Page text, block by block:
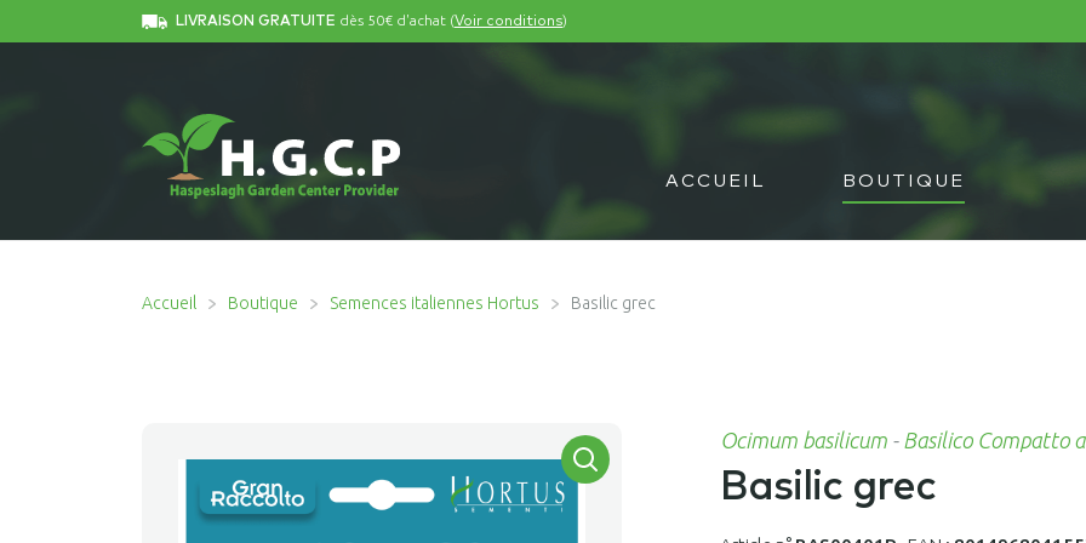
LIVRAISON GRATUITE dès 50€ d'achat (Voir conditions)
ACCUEIL BOUTIQUE
Accueil Boutique Semences italiennes Hortus Basilic grec
Ocimum basilicum - Basilico Compatto
Basilic grec